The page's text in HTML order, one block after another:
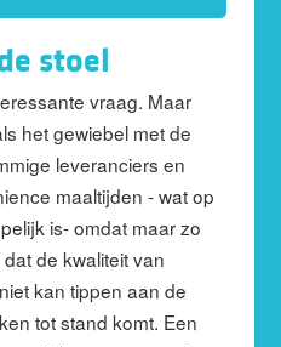
stoel
vraag. Maar
het gewiebel met de
leveranciers en
maaltijden - wat op
is- omdat maar zo
de kwaliteit van
kan tippen aan de
tot stand komt. Een